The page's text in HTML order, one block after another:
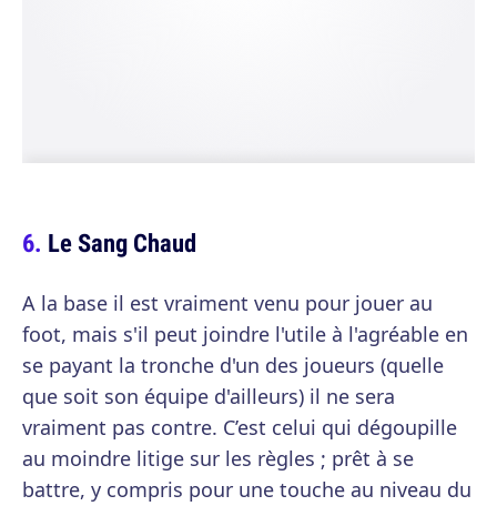
Le Sang Chaud
A la base il est vraiment venu pour jouer au
foot, mais s'il peut joindre l'utile à l'agréable en
se payant la tronche d'un des joueurs (quelle
que soit son équipe d'ailleurs) il ne sera
vraiment pas contre. C’est celui qui dégoupille
au moindre litige sur les règles ; prêt à se
battre, y compris pour une touche au niveau du